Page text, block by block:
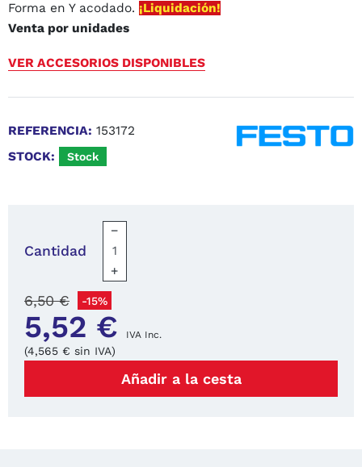
Forma en Y acodado. ¡Liquidación!
Venta por unidades
VER ACCESORIOS DISPONIBLES
REFERENCIA: 153172
STOCK:
Stock
Cantidad
−
+
5,52 € IVA Inc.
6,50 € -15%
(4,565 € sin IVA)
Añadir a la cesta